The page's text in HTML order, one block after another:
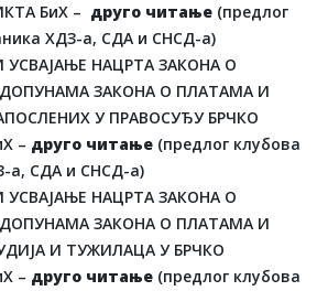
БиХ – друго читање (предлог
ХДЗ-а, СДА и СНСД-а)
УСВАЈАЊЕ НАЦРТА ЗАКОНА О
ЗАКОНА О ПЛАТАМА И
У ПРАВОСУЂУ БРЧКО
– друго читање (предлог клубова
а, СДА и СНСД-а)
УСВАЈАЊЕ НАЦРТА ЗАКОНА О
ЗАКОНА О ПЛАТАМА И
И ТУЖИЛАЦА У БРЧКО
– друго читање (предлог клубова